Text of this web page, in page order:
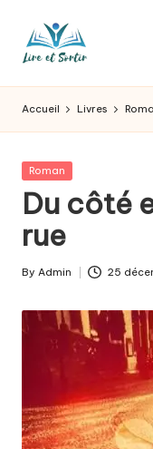
L
ir
e
e
t
s
o
r
t
pour
les
goûts,
des
pour
Accueil Livres
Posted
Roman
Du côté
rue
Posted
By Admin 25